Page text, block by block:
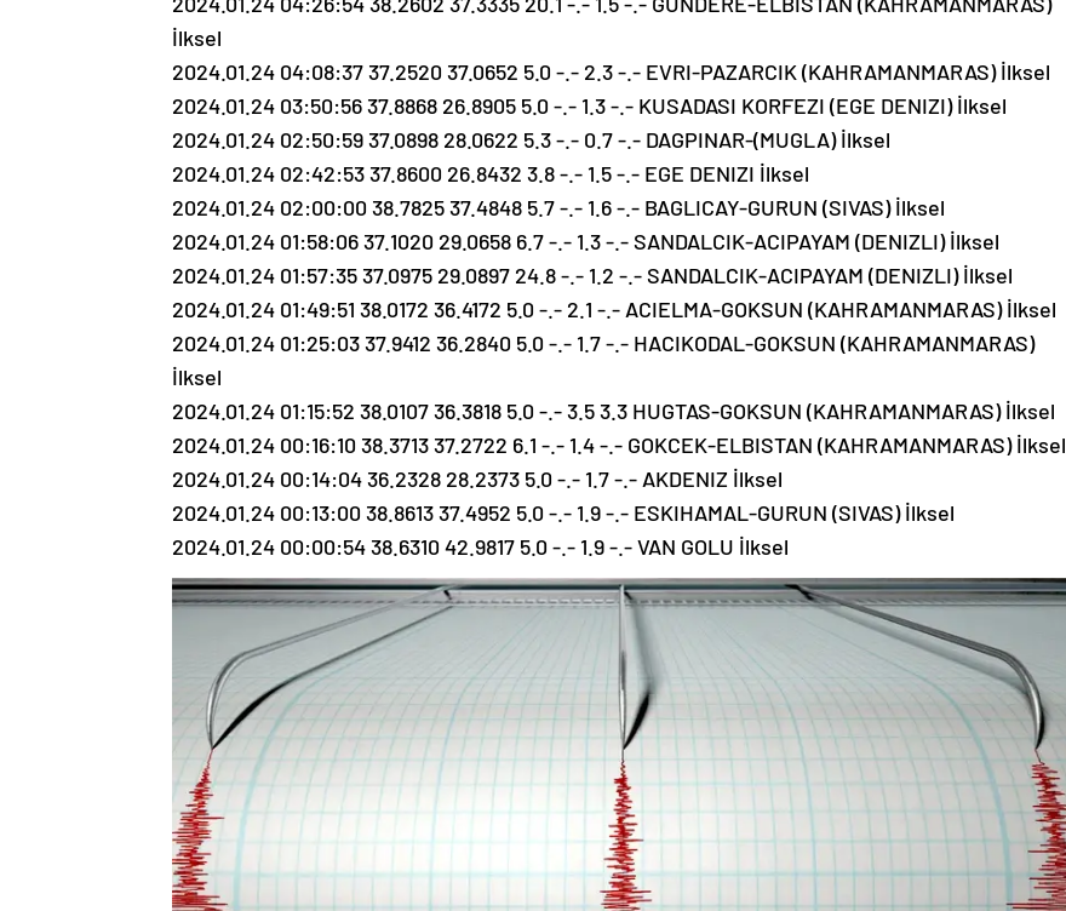
İlksel
2024.01.24 04:08:37 37.2520 37.0652 5.0 -.- 2.3 -.- EVRI-PAZARCIK (KAHRAMANMARAS) İlksel
2024.01.24 03:50:56 37.8868 26.8905 5.0 -.- 1.3 -.- KUSADASI KORFEZI (EGE DENIZI) İlksel
2024.01.24 02:50:59 37.0898 28.0622 5.3 -.- 0.7 -.- DAGPINAR-(MUGLA) İlksel
2024.01.24 02:42:53 37.8600 26.8432 3.8 -.- 1.5 -.- EGE DENIZI İlksel
2024.01.24 02:00:00 38.7825 37.4848 5.7 -.- 1.6 -.- BAGLICAY-GURUN (SIVAS) İlksel
2024.01.24 01:58:06 37.1020 29.0658 6.7 -.- 1.3 -.- SANDALCIK-ACIPAYAM (DENIZLI) İlksel
2024.01.24 01:57:35 37.0975 29.0897 24.8 -.- 1.2 -.- SANDALCIK-ACIPAYAM (DENIZLI) İlksel
2024.01.24 01:49:51 38.0172 36.4172 5.0 -.- 2.1 -.- ACIELMA-GOKSUN (KAHRAMANMARAS) İlksel
2024.01.24 01:25:03 37.9412 36.2840 5.0 -.- 1.7 -.- HACIKODAL-GOKSUN (KAHRAMANMARAS)
İlksel
2024.01.24 01:15:52 38.0107 36.3818 5.0 -.- 3.5 3.3 HUGTAS-GOKSUN (KAHRAMANMARAS) İlksel
2024.01.24 00:16:10 38.3713 37.2722 6.1 -.- 1.4 -.- GOKCEK-ELBISTAN (KAHRAMANMARAS) İlksel
2024.01.24 00:14:04 36.2328 28.2373 5.0 -.- 1.7 -.- AKDENIZ İlksel
2024.01.24 00:13:00 38.8613 37.4952 5.0 -.- 1.9 -.- ESKIHAMAL-GURUN (SIVAS) İlksel
2024.01.24 00:00:54 38.6310 42.9817 5.0 -.- 1.9 -.- VAN GOLU İlksel